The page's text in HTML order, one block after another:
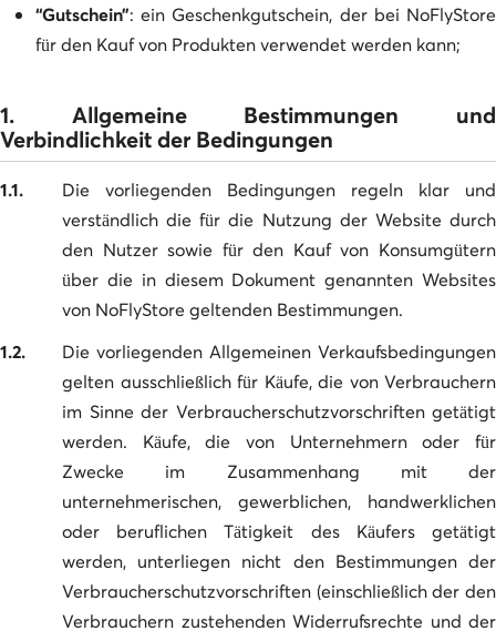
“Gutschein”: ein Geschenkgutschein, der bei NoFlyStore
für den Kauf von Produkten verwendet werden kann;
1. Allgemeine Bestimmungen und
Verbindlichkeit der Bedingungen
1.1.
Die vorliegenden Bedingungen regeln klar und
verständlich die für die Nutzung der Website durch
den Nutzer sowie für den Kauf von Konsumgütern
über die in diesem Dokument genannten Websites
von NoFlyStore geltenden Bestimmungen.
1.2.
Die vorliegenden Allgemeinen Verkaufsbedingungen
gelten ausschließlich für Käufe, die von Verbrauchern
im Sinne der Verbraucherschutzvorschriften getätigt
werden. Käufe, die von Unternehmern oder für
Zwecke im Zusammenhang mit der
unternehmerischen, gewerblichen, handwerklichen
oder beruflichen Tätigkeit des Käufers getätigt
werden, unterliegen nicht den Bestimmungen der
Verbraucherschutzvorschriften (einschließlich der den
Verbrauchern zustehenden Widerrufsrechte und der